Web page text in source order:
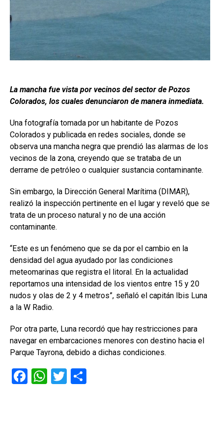
La mancha fue vista por vecinos del sector de Pozos
Colorados, los cuales denunciaron de manera inmediata.
Una fotografía tomada por un habitante de Pozos
Colorados y publicada en redes sociales, donde se
observa una mancha negra que prendió las alarmas de los
vecinos de la zona, creyendo que se trataba de un
derrame de petróleo o cualquier sustancia contaminante.
Sin embargo, la Dirección General Marítima (DIMAR),
realizó la inspección pertinente en el lugar y reveló que se
trata de un proceso natural y no de una acción
contaminante.
“Este es un fenómeno que se da por el cambio en la
densidad del agua ayudado por las condiciones
meteomarinas que registra el litoral. En la actualidad
reportamos una intensidad de los vientos entre 15 y 20
nudos y olas de 2 y 4 metros”, señaló el capitán Ibis Luna
a la W Radio.
Por otra parte, Luna recordó que hay restricciones para
navegar en embarcaciones menores con destino hacia el
Parque Tayrona, debido a dichas condiciones.
F
W T